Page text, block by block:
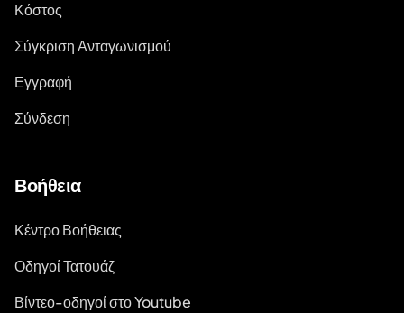
Κόστος
Σύγκριση Ανταγωνισμού
Εγγραφή
Σύνδεση
Βοήθεια
Κέντρο Βοήθειας
Οδηγοί Τατουάζ
Βίντεο-οδηγοί στο Youtube